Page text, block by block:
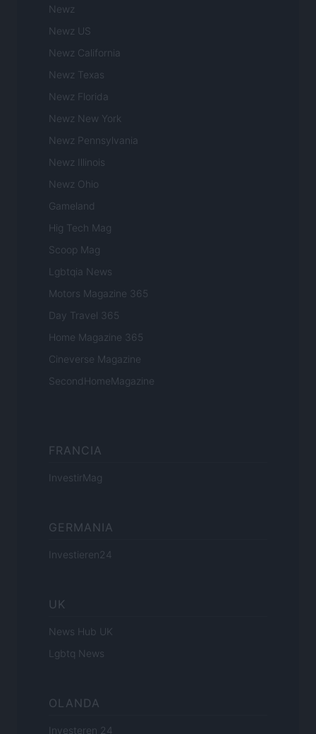
Newz
Newz US
Newz California
Newz Texas
Newz Florida
Newz New York
Newz Pennsylvania
Newz Illinois
Newz Ohio
Gameland
Hig Tech Mag
Scoop Mag
Lgbtqia News
Motors Magazine 365
Day Travel 365
Home Magazine 365
Cineverse Magazine
SecondHomeMagazine
FRANCIA
InvestirMag
GERMANIA
Investieren24
UK
News Hub UK
Lgbtq News
OLANDA
Investeren 24